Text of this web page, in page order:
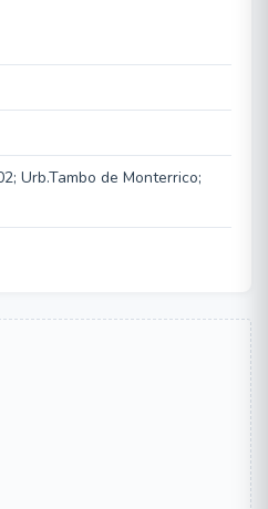
Urb.Tambo de Monterrico;